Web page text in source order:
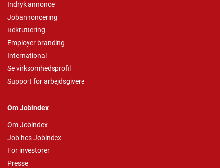
Indryk annonce
Jobannoncering
Rekruttering
Employer branding
International
Se virksomhedsprofil
Support for arbejdsgivere
Om Jobindex
Om Jobindex
Job hos Jobindex
For investorer
Presse